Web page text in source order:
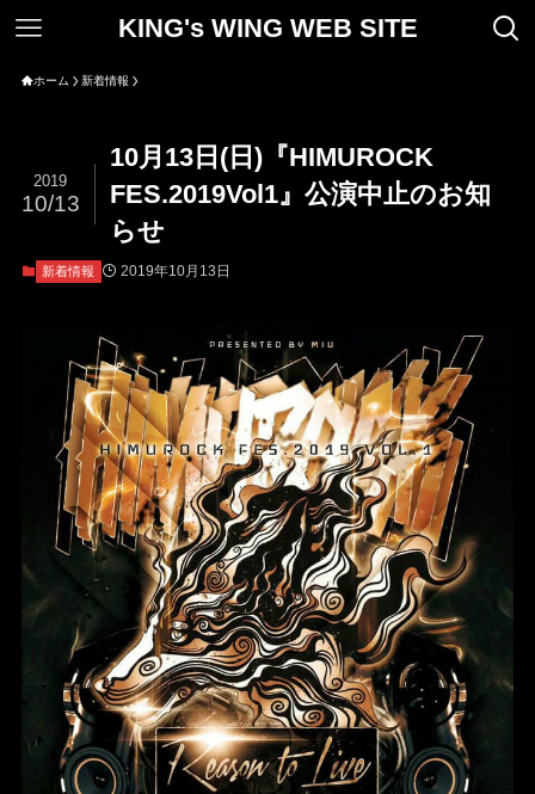
KING's WING WEB SITE
ホーム 新着情報
10月13日(日)『HIMUROCK
FES.2019Vol1』公演中止のお知
らせ
2019
10/13
新着情報 2019年10月13日